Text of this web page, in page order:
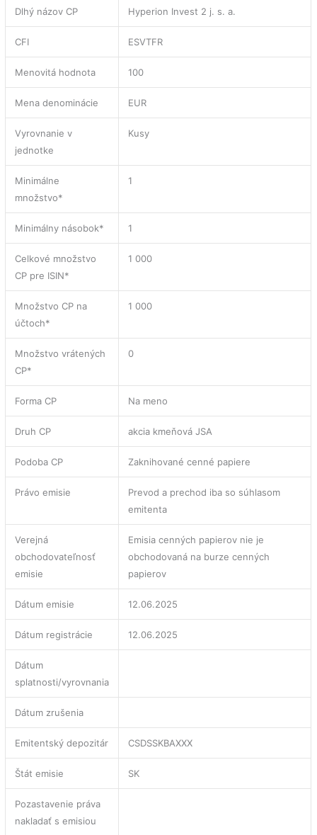
Dlhý názov CP Hyperion Invest 2 j. s. a.
CFI ESVTFR
Menovitá hodnota 100
Mena denominácie EUR
Vyrovnanie v
jednotke
Kusy
Minimálne
množstvo*
1
Minimálny násobok* 1
Celkové množstvo
CP pre ISIN*
1 000
Množstvo CP na
účtoch*
1 000
Množstvo vrátených
CP*
0
Forma CP Na meno
Druh CP akcia kmeňová JSA
Podoba CP Zaknihované cenné papiere
Právo emisie
Prevod a prechod iba so súhlasom
emitenta
Verejná
obchodovateľnosť
emisie
Emisia cenných papierov nie je
obchodovaná na burze cenných
papierov
Dátum emisie 12.06.2025
Dátum registrácie 12.06.2025
Dátum
splatnosti/vyrovnania
Dátum zrušenia
Emitentský depozitár CSDSSKBAXXX
Štát emisie SK
Pozastavenie práva
nakladať s emisiou